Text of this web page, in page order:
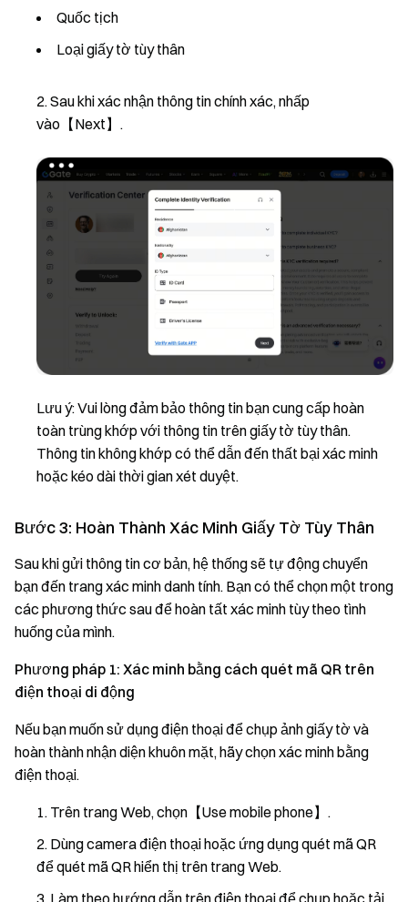
Quốc tịch
Loại giấy tờ tùy thân
Sau khi xác nhận thông tin chính xác, nhấp
vào【Next】.
Lưu ý: Vui lòng đảm bảo thông tin bạn cung cấp hoàn
toàn trùng khớp với thông tin trên giấy tờ tùy thân.
Thông tin không khớp có thể dẫn đến thất bại xác minh
hoặc kéo dài thời gian xét duyệt.
Bước 3: Hoàn Thành Xác Minh Giấy Tờ Tùy Thân
Sau khi gửi thông tin cơ bản, hệ thống sẽ tự động chuyển
bạn đến trang xác minh danh tính. Bạn có thể chọn một trong
các phương thức sau để hoàn tất xác minh tùy theo tình
huống của mình.
Phương pháp 1: Xác minh bằng cách quét mã QR trên
điện thoại di động
Nếu bạn muốn sử dụng điện thoại để chụp ảnh giấy tờ và
hoàn thành nhận diện khuôn mặt, hãy chọn xác minh bằng
điện thoại.
Trên trang Web, chọn【Use mobile phone】.
Dùng camera điện thoại hoặc ứng dụng quét mã QR
để quét mã QR hiển thị trên trang Web.